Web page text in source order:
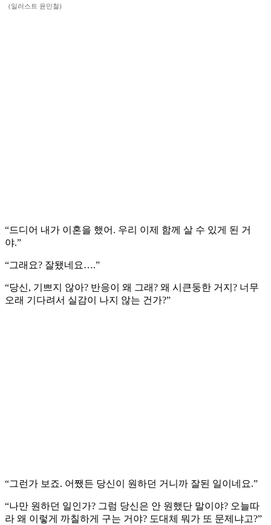
(일러스트 윤민철)
“드디어 내가 이혼을 했어. 우리 이제 함께 살 수 있게 된 거
야.”
“그래요? 잘됐네요….”
“당신, 기쁘지 않아? 반응이 왜 그래? 왜 시큰둥한 거지? 너무
오래 기다려서 실감이 나지 않는 건가?”
“그런가 보죠. 어쨌든 당신이 원하던 거니까 잘된 일이네요.”
“나만 원하던 일인가? 그럼 당신은 안 원했단 말이야? 오늘따
라 왜 이렇게 까칠하게 구는 거야? 도대체 뭐가 또 문제냐고?”